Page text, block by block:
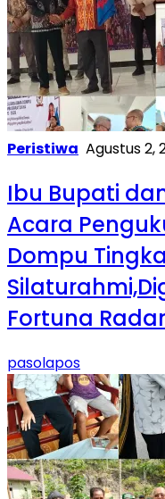
Peristiwa Agustus 2,
Ibu Bupati
Acara
Dompu
Fortuna
pasolapos